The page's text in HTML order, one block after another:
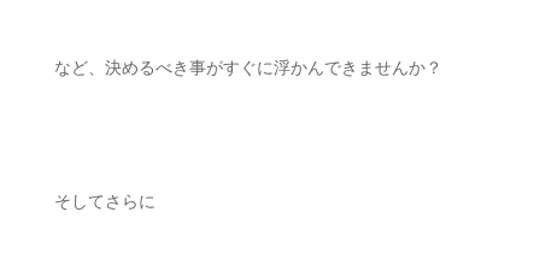
など、決めるべき事がすぐに浮かんできませんか？
そしてさらに